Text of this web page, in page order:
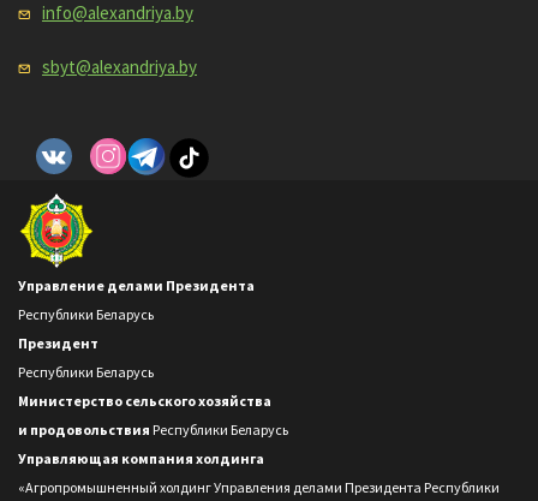
info@alexandriya.by
sbyt@alexandriya.by
Управление делами Президента
Республики Беларусь
Президент
Республики Беларусь
Министерство сельского хозяйства
и продовольствия Республики Беларусь
Управляющая компания холдинга
«Агропромышненный холдинг Управления делами Президента Республики